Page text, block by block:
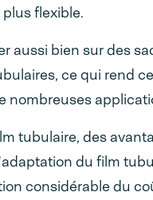
flexible.
aussi bien sur des
ce qui rend
nombreuses
tubulaire, des
du film
considérable du